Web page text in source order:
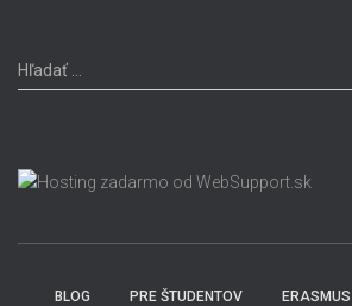
H
ľ
a
ť
Hľadať …
BLOG PRE ŠTUDENTOV ERASMUS